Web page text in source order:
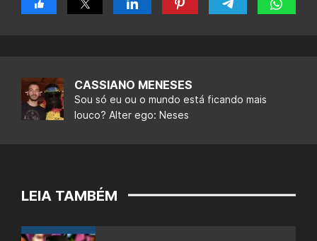
CASSIANO MENESES
Sou só eu ou o mundo está ficando mais
louco? Alter ego: Neses
LEIA TAMBÉM